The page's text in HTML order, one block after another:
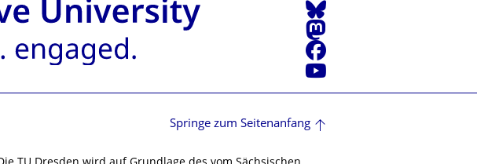
Bluesky
Mastodon
Facebook
Youtube
Springe zum Seitenanfang